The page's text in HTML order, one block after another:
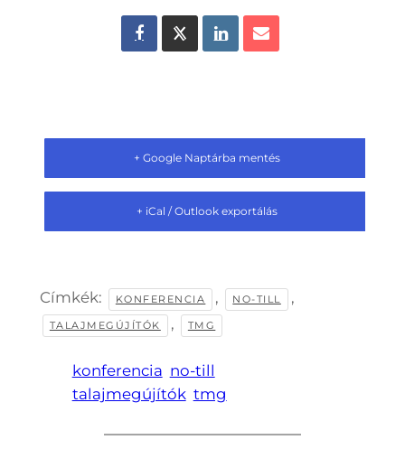
+ Google Naptárba mentés
+ iCal / Outlook exportálás
Címkék: KONFERENCIA , NO-TILL ,
TALAJMEGÚJÍTÓK , TMG
konferencia no-till
talajmegújítók tmg